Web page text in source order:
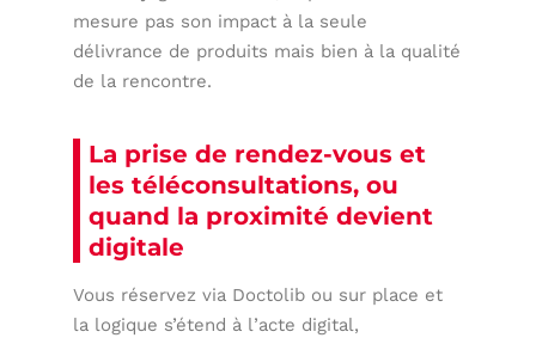
mesure pas son impact à la seule
délivrance de produits mais bien à la qualité
de la rencontre.
La prise de rendez-vous et
les téléconsultations, ou
quand la proximité devient
digitale
Vous réservez via Doctolib ou sur place et
la logique s’étend à l’acte digital,